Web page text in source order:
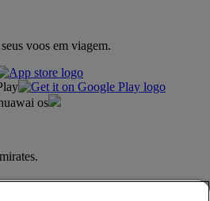
voos em viagem.
os